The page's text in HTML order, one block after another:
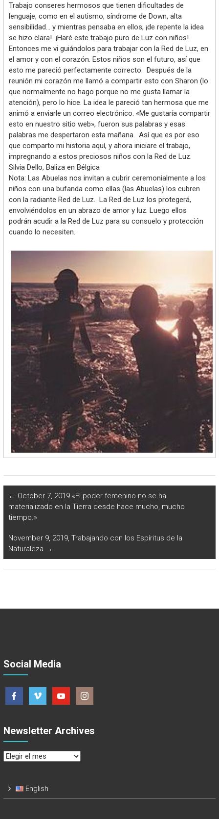
Trabajo conseres hermosos que tienen dificultades de
lenguaje, como en el autismo, síndrome de Down, alta
sensibilidad… y mientras pensaba en ellos, ¡de repente la idea
se hizo clara! ¡Haré este trabajo puro de Luz con niños!
Entonces me vi guiándolos para trabajar con la Red de Luz, en
el amor y con el corazón. Estos niños son el futuro, así que
esto me pareció perfectamente correcto. Después de la
reunión mi corazón me llamó a compartir esto con Sharon (lo
que normalmente no hago porque no me gusta llamar la
atención), pero lo hice. La idea le pareció tan hermosa que me
animó a enviarle un correo electrónico. «Me gustaría compartir
esto en nuestro sitio web», fueron sus palabras y esas
palabras me despertaron esta mañana. Así que es por eso
que comparto mi historia aquí, y ahora iniciare el trabajo,
impregnando a estos preciosos niños con la Red de Luz.
Silvia Dello, Baliza en Bélgica
Nota: Las Abuelas nos invitan a cubrir ceremonialmente a los
niños con una bufanda como ellas (las Abuelas) los cubren
con la radiante Red de Luz. La Red de Luz los protegerá,
envolviéndolos en un abrazo de amor y luz. Luego ellos
podrán acudir a la Red de Luz para su consuelo y protección
cuando lo necesiten.
← October 7, 2019 «El poder femenino no se ha
materializado en la Tierra desde hace mucho, mucho
tiempo.»
November 9, 2019, Trabajando con los Espíritus de la
Naturaleza →
Social Media
Newsletter Archives
Newsletter
English